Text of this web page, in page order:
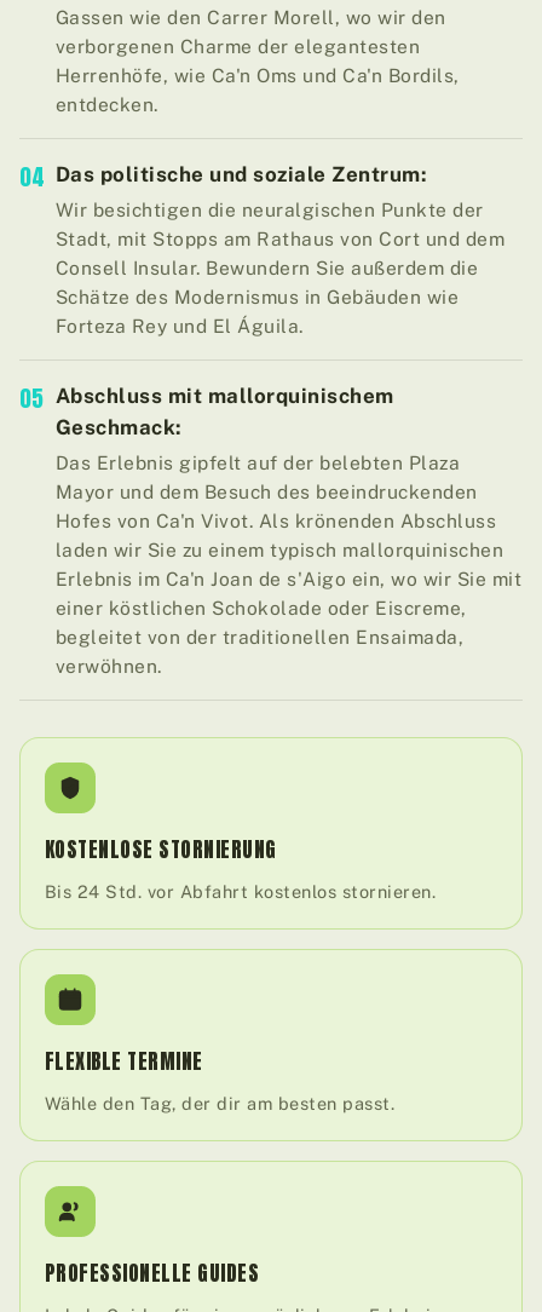
Gassen wie den Carrer Morell, wo wir den
verborgenen Charme der elegantesten
Herrenhöfe, wie Ca'n Oms und Ca'n Bordils,
entdecken.
04 Das politische und soziale Zentrum:
Wir besichtigen die neuralgischen Punkte der
Stadt, mit Stopps am Rathaus von Cort und dem
Consell Insular. Bewundern Sie außerdem die
Schätze des Modernismus in Gebäuden wie
Forteza Rey und El Águila.
05 Abschluss mit mallorquinischem
Geschmack:
Das Erlebnis gipfelt auf der belebten Plaza
Mayor und dem Besuch des beeindruckenden
Hofes von Ca'n Vivot. Als krönenden Abschluss
laden wir Sie zu einem typisch mallorquinischen
Erlebnis im Ca'n Joan de s'Aigo ein, wo wir Sie mit
einer köstlichen Schokolade oder Eiscreme,
begleitet von der traditionellen Ensaimada,
verwöhnen.
KOSTENLOSE STORNIERUNG
Bis 24 Std. vor Abfahrt kostenlos stornieren.
FLEXIBLE TERMINE
Wähle den Tag, der dir am besten passt.
PROFESSIONELLE GUIDES